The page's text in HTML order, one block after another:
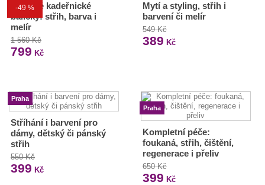
-49 %
Dámské kadeřnické
balíčky: střih, barva i
melír
1 560 Kč
799 Kč
Mytí a styling, střih i
barvení či melír
549 Kč
389 Kč
Praha
Stříhání i barvení pro
dámy, dětský či pánský
střih
550 Kč
399 Kč
Praha
Kompletní péče:
foukaná, střih, čištění,
regenerace i přeliv
650 Kč
399 Kč